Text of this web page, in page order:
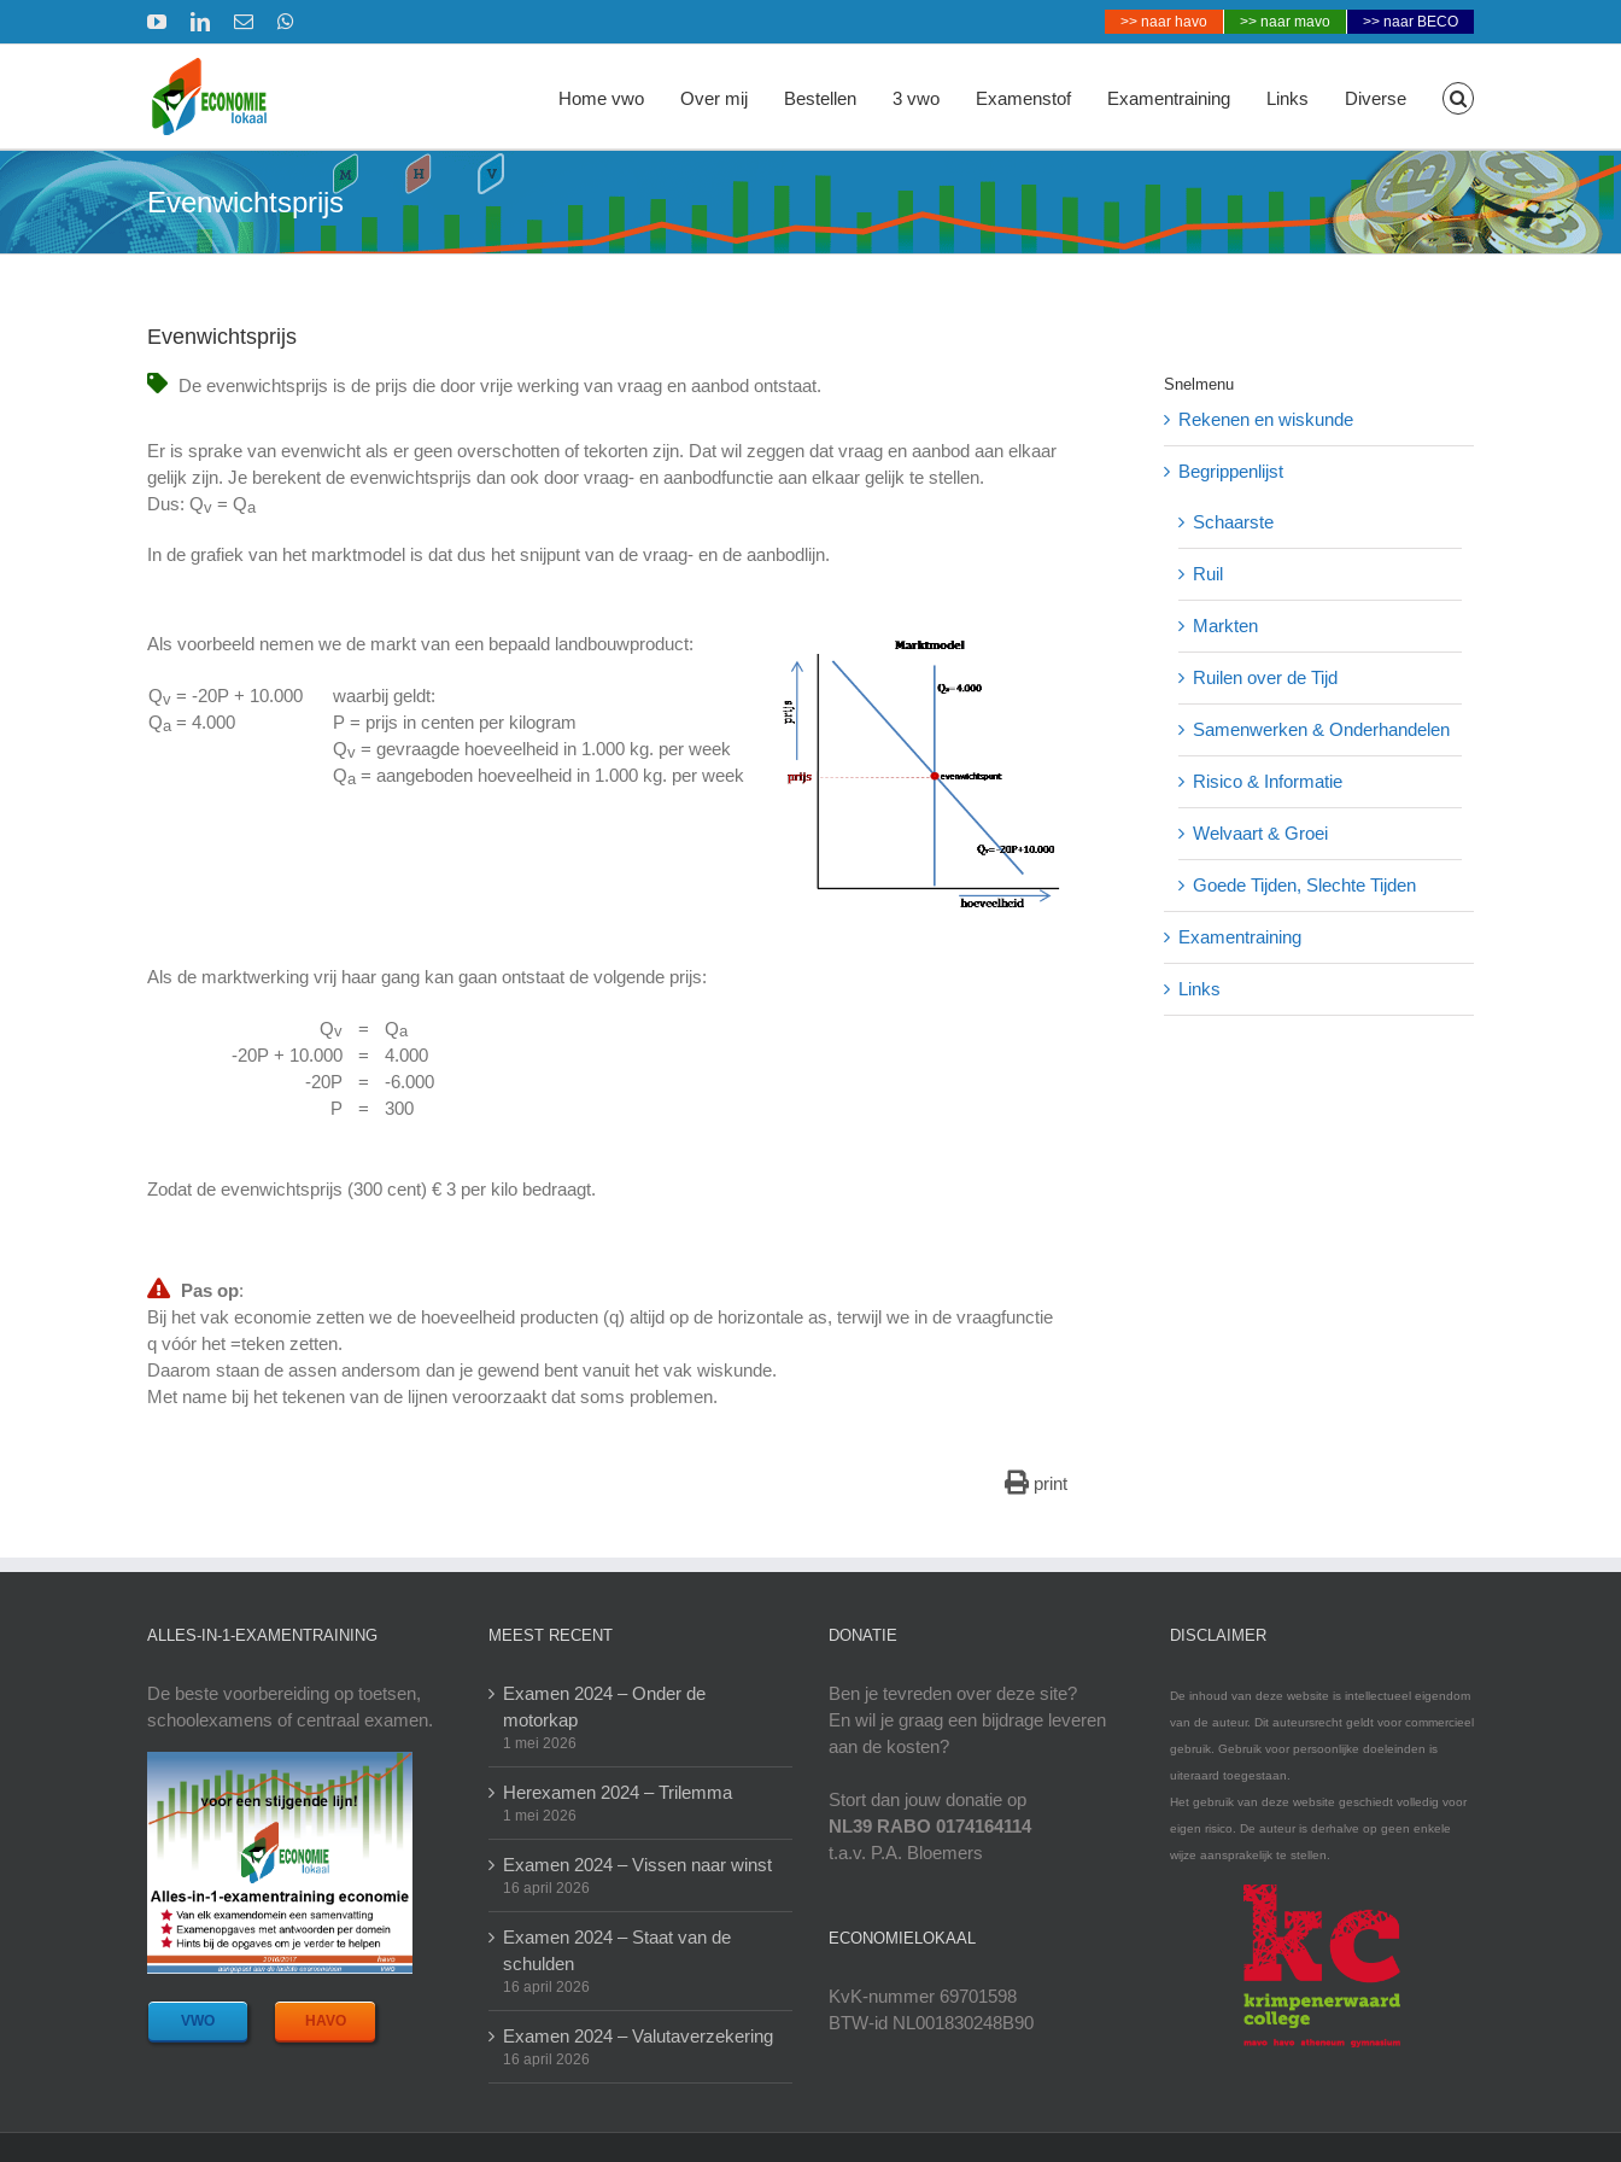
YouTubeLinkedIn
E-
mail
>> naar havo >> naar mavo >> naar BECO
Home vwo Over mij Bestellen 3 vwo Examenstof Examentraining Links Diverse
Evenwichtsprijs
Evenwichtsprijs
De evenwichtsprijs is de prijs die door vrije werking van vraag en aanbod ontstaat.
Er is sprake van evenwicht als er geen overschotten of tekorten zijn. Dat wil zeggen dat vraag en aanbod aan elkaar
gelijk zijn. Je berekent de evenwichtsprijs dan ook door vraag- en aanbodfunctie aan elkaar gelijk te stellen.
Dus: Qv = Qa
In de grafiek van het marktmodel is dat dus het snijpunt van de vraag- en de aanbodlijn.
Als voorbeeld nemen we de markt van een bepaald landbouwproduct:
Qv = -20P + 10.000
Qa = 4.000
waarbij geldt:
P = prijs in centen per kilogram
Qv = gevraagde hoeveelheid in 1.000 kg. per week
Qa = aangeboden hoeveelheid in 1.000 kg. per week
Als de marktwerking vrij haar gang kan gaan ontstaat de volgende prijs:
Qv
-20P + 10.000
-20P
P
=
=
=
=
Qa
4.000
-6.000
300
Zodat de evenwichtsprijs (300 cent) € 3 per kilo bedraagt.
Pas op:
Bij het vak economie zetten we de hoeveelheid producten (q) altijd op de horizontale as, terwijl we in de vraagfunctie
q vóór het =teken zetten.
Daarom staan de assen andersom dan je gewend bent vanuit het vak wiskunde.
Met name bij het tekenen van de lijnen veroorzaakt dat soms problemen.
print
Snelmenu
Rekenen en wiskunde
Begrippenlijst
Schaarste
Ruil
Markten
Ruilen over de Tijd
Samenwerken & Onderhandelen
Risico & Informatie
Welvaart & Groei
Goede Tijden, Slechte Tijden
Examentraining
Links
ALLES-IN-1-EXAMENTRAINING
De beste voorbereiding op toetsen,
schoolexamens of centraal examen.
VWO HAVO
MEEST RECENT
Examen 2024 – Onder de
motorkap
1 mei 2026
Herexamen 2024 – Trilemma
1 mei 2026
Examen 2024 – Vissen naar winst
16 april 2026
Examen 2024 – Staat van de
schulden
16 april 2026
Examen 2024 – Valutaverzekering
16 april 2026
DONATIE
Ben je tevreden over deze site?
En wil je graag een bijdrage leveren
aan de kosten?
Stort dan jouw donatie op
NL39 RABO 0174164114
t.a.v. P.A. Bloemers
ECONOMIELOKAAL
KvK-nummer 69701598
BTW-id NL001830248B90
DISCLAIMER
De inhoud van deze website is intellectueel eigendom
van de auteur. Dit auteursrecht geldt voor commercieel
gebruik. Gebruik voor persoonlijke doeleinden is
uiteraard toegestaan.
Het gebruik van deze website geschiedt volledig voor
eigen risico. De auteur is derhalve op geen enkele
wijze aansprakelijk te stellen.